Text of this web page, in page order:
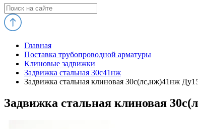
Главная
Поставка трубопроводной арматуры
Клиновые задвижки
Задвижка стальная 30с41нж
Задвижка стальная клиновая 30с(лс,нж)41нж
Задвижка стальная клиновая